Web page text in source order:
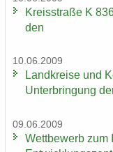
Kreis­stra­ße K
den
10.06.2009
Land­krei­se und
Un­ter­brin­gung
09.06.2009
Wett­be­werb zum